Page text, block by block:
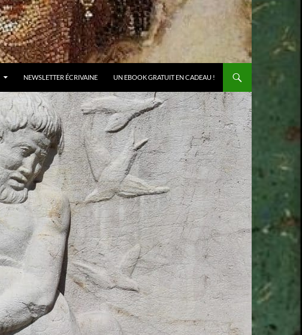
NEWSLETTER ÉCRIVAINE UN EBOOK GRATUIT EN CADEAU !